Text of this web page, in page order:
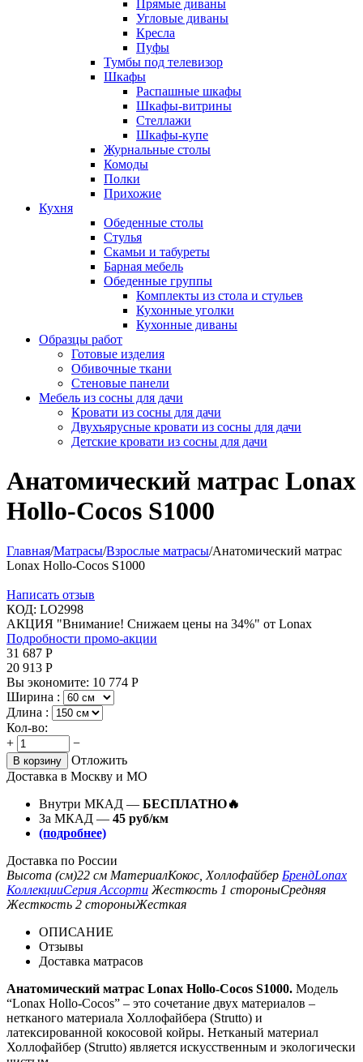
Прямые диваны
Угловые диваны
Кресла
Пуфы
Тумбы под телевизор
Шкафы
Распашные шкафы
Шкафы-витрины
Стеллажи
Шкафы-купе
Журнальные столы
Комоды
Полки
Прихожие
Кухня
Обеденные столы
Стулья
Скамьи и табуреты
Барная мебель
Обеденные группы
Комплекты из стола и стульев
Кухонные уголки
Кухонные диваны
Образцы работ
Готовые изделия
Обивочные ткани
Стеновые панели
Мебель из сосны для дачи
Кровати из сосны для дачи
Двухъярусные кровати из сосны для дачи
Детские кровати из сосны для дачи
Анатомический матрас Lonax
Hollo-Cocos S1000
Главная/Матрасы/Взрослые матрасы/Анатомический матрас
Lonax Hollo-Cocos S1000
Написать отзыв
КОД: LO2998
АКЦИЯ "Внимание! Снижаем цены на 34%" от Lonax
Подробности промо-акции
31 687 Р
20 913 Р
Вы экономите: 10 774 Р
Ширина :
Длина :
Кол-во:
+
−
В корзину
Отложить
Доставка в Москву и МО
Внутри МКАД — БЕСПЛАТНО🔥
За МКАД — 45 руб/км
(подробнее)
Доставка по России
Высота (см)22 см МатериалКокос, Холлофайбер БрендLonax
КоллекцииСерия Ассорти Жесткость 1 стороныСредняя
Жесткость 2 стороныЖесткая
ОПИСАНИЕ
Отзывы
Доставка матрасов
Анатомический матрас Lonax Hollo-Cocos S1000. Модель
“Lonax Hollo-Cocos” – это сочетание двух материалов –
нетканого материала Холлофайбера (Strutto) и
латексированной кокосовой койры. Нетканый материал
Холлофайбер (Strutto) является искусственным и экологически